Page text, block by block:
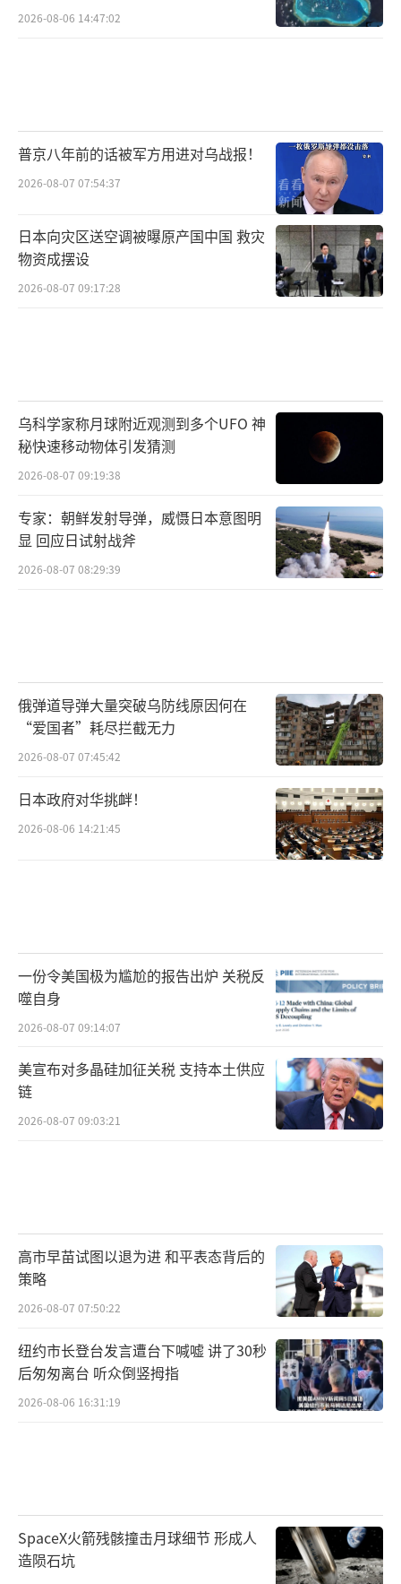
2026-08-06 14:47:02
普京八年前的话被军方用进对乌战报！
2026-08-07 07:54:37
日本向灾区送空调被曝原产国中国 救灾
物资成摆设
2026-08-07 09:17:28
乌科学家称月球附近观测到多个UFO 神
秘快速移动物体引发猜测
2026-08-07 09:19:38
专家：朝鲜发射导弹，威慑日本意图明
显 回应日试射战斧
2026-08-07 08:29:39
俄弹道导弹大量突破乌防线原因何在
“爱国者”耗尽拦截无力
2026-08-07 07:45:42
日本政府对华挑衅！
2026-08-06 14:21:45
一份令美国极为尴尬的报告出炉 关税反
噬自身
2026-08-07 09:14:07
美宣布对多晶硅加征关税 支持本土供应
链
2026-08-07 09:03:21
高市早苗试图以退为进 和平表态背后的
策略
2026-08-07 07:50:22
纽约市长登台发言遭台下喊嘘 讲了30秒
后匆匆离台 听众倒竖拇指
2026-08-06 16:31:19
SpaceX火箭残骸撞击月球细节 形成人
造陨石坑